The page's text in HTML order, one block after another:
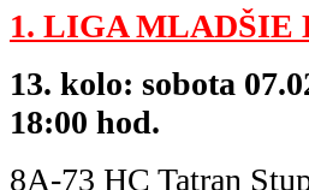
1. LIGA MLADŠIE
13. kolo: sobota
18:00 hod.
8A-73 HC Tatran